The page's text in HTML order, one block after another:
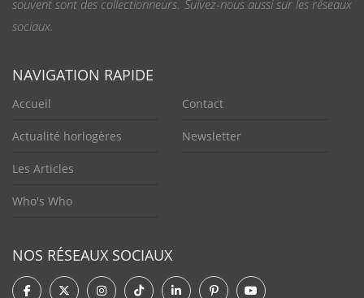
souvent sont des collectionneurs. Suivez-nous aussi sur les réseaux
sociaux.
NAVIGATION RAPIDE
Accueil
Actualité horlogères
Les Articles
Who's Who
Contact
Newsletter
NOS RÉSEAUX SOCIAUX